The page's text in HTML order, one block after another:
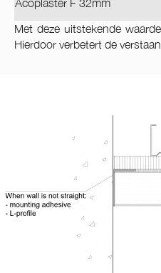
Acoplaster F 32mm
Met deze uitstekende
Hierdoor verbetert de